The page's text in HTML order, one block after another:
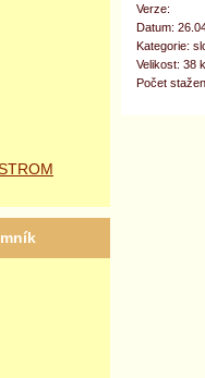
Verze:
Datum:
Kategorie:
Velikost: 38
Počet